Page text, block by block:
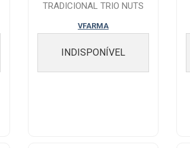
TRADICIONAL TRIO NUTS
VFARMA
INDISPONÍVEL